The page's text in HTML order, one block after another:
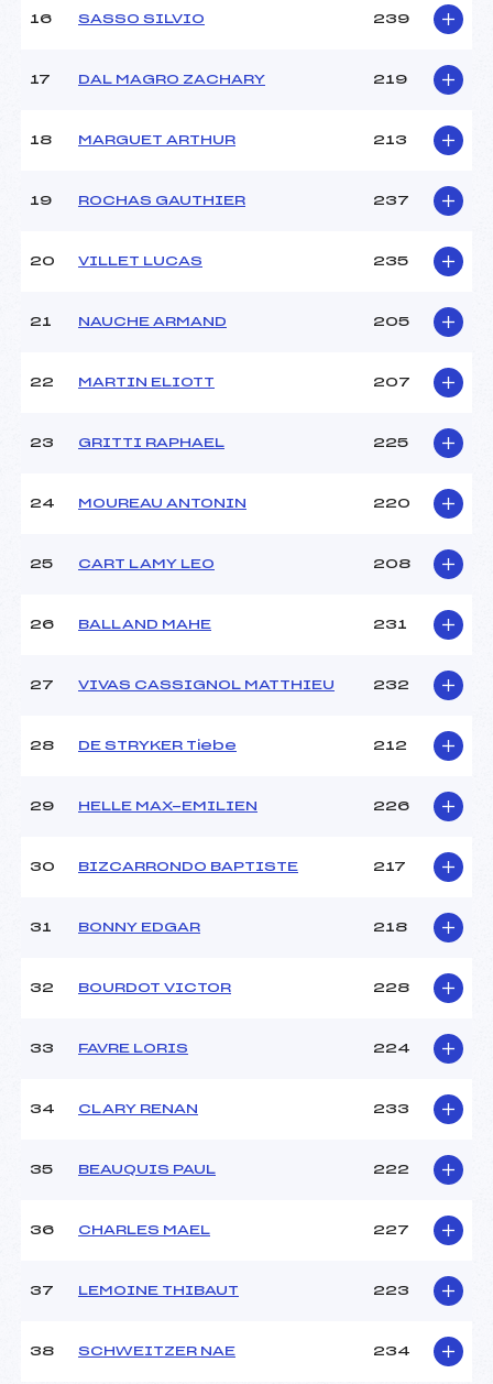
16 SASSO SILVIO 239
17 DAL MAGRO ZACHARY 219
18 MARGUET ARTHUR 213
19 ROCHAS GAUTHIER 237
20 VILLET LUCAS 235
21 NAUCHE ARMAND 205
22 MARTIN ELIOTT 207
23 GRITTI RAPHAEL 225
24 MOUREAU ANTONIN 220
25 CART LAMY LEO 208
26 BALLAND MAHE 231
27 VIVAS CASSIGNOL MATTHIEU 232
28 DE STRYKER Tiebe 212
29 HELLE MAX-EMILIEN 226
30 BIZCARRONDO BAPTISTE 217
31 BONNY EDGAR 218
32 BOURDOT VICTOR 228
33 FAVRE LORIS 224
34 CLARY RENAN 233
35 BEAUQUIS PAUL 222
36 CHARLES MAEL 227
37 LEMOINE THIBAUT 223
38 SCHWEITZER NAE 234